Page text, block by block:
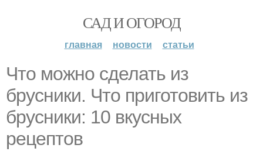
САД И ОГОРОД
главная новости статьи
Что можно сделать из
брусники. Что приготовить из
брусники: 10 вкусных
рецептов